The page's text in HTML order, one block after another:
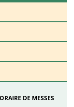
DE MESSES